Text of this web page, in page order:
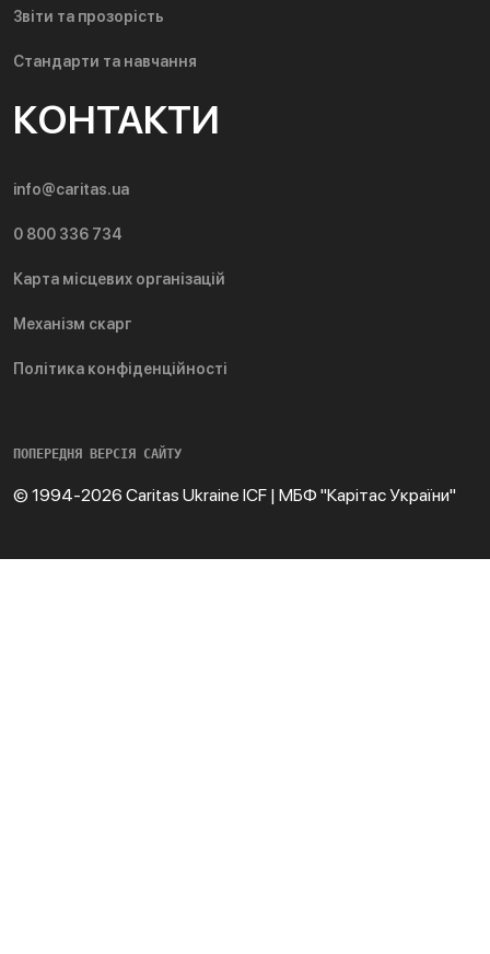
Звіти та прозорість
Стандарти та навчання
КОНТАКТИ
info@caritas.ua
0 800 336 734
Карта місцевих організацій
Механізм скарг
Політика конфіденційності
ПОПЕРЕДНЯ ВЕРСІЯ САЙТУ
© 1994-2026 Caritas Ukraine ICF | МБФ "Карітас України"